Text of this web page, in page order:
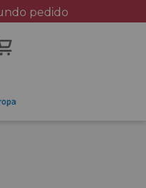
pedido